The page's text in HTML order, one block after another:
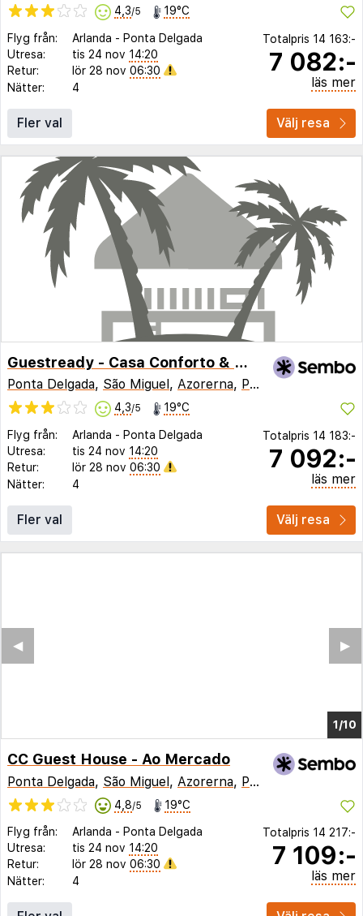
4,3/5 19°C
Flyg från: Arlanda - Ponta Delgada
Utresa:
tis 24 nov 14:20
Retur:
lör 28 nov 06:30
Nätter:
4
Totalpris 14 163:-
7 082:-
läs mer
Fler val Välj resa
Guestready - Casa Conforto & Chiado
Ponta Delgada, São Miguel , Azorerna, Portugal
4,3/5 19°C
Flyg från: Arlanda - Ponta Delgada
Utresa:
tis 24 nov 14:20
Retur:
lör 28 nov 06:30
Nätter:
4
Totalpris 14 183:-
7 092:-
läs mer
Fler val Välj resa
1/2
▶︎
◀︎
CC Guest House - Ao Mercado
Ponta Delgada, São Miguel, Azorerna, Portugal
4,8/5 19°C
Flyg från: Arlanda - Ponta Delgada
Utresa:
tis 24 nov 14:20
Retur:
lör 28 nov 06:30
Nätter:
4
Totalpris 14 217:-
7 109:-
läs mer